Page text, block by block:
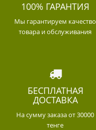
100% ГАРАНТИЯ
Мы гарантируем качество
товара и обслуживания
БЕСПЛАТНАЯ
ДОСТАВКА
На сумму заказа от 30000
тенге